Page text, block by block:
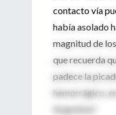
contacto vía
había asolado
magnitud de
que recuerda
padece la
hemorrágico,
Argentina".